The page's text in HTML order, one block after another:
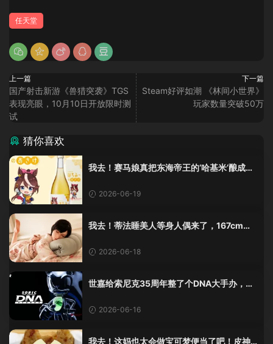
任天堂
上一篇
国产射击新游《兽猎突袭》TGS
表现亮眼，10月10日开放限时测
试
下一篇
Steam好评如潮 《林间小世界》
玩家数量突破50万
猜你喜欢
我去！赛马娘真把东海帝王的‘哈基米’酿成酒
2026-06-19
我去！蒂法睡美人等身人偶来了，167cm身
2026-06-18
世嘉给索尼克35周年整了个DNA大手办，不
2026-06-16
我去！这妈也太会做宝可梦便当了吧！皮神